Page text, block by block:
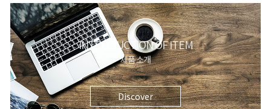
INTRODUCTION OF ITEM
제품 소개
Discover